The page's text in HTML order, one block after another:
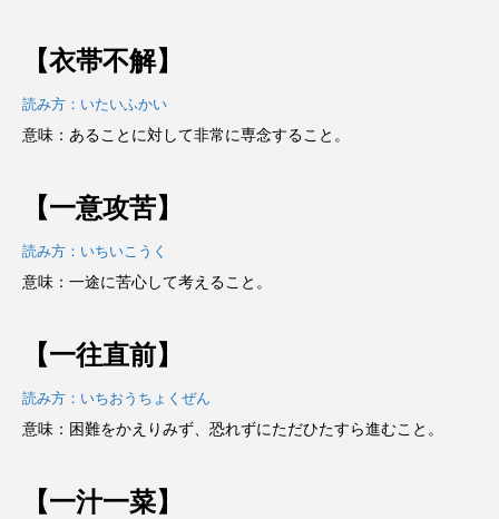
【衣帯不解】
読み方：いたいふかい
意味：あることに対して非常に専念すること。
【一意攻苦】
読み方：いちいこうく
意味：一途に苦心して考えること。
【一往直前】
読み方：いちおうちょくぜん
意味：困難をかえりみず、恐れずにただひたすら進むこと。
【一汁一菜】